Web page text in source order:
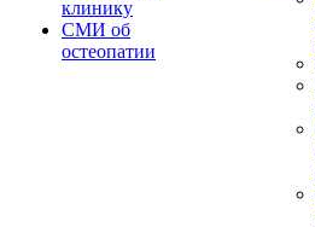
клинику
СМИ об
остеопатии